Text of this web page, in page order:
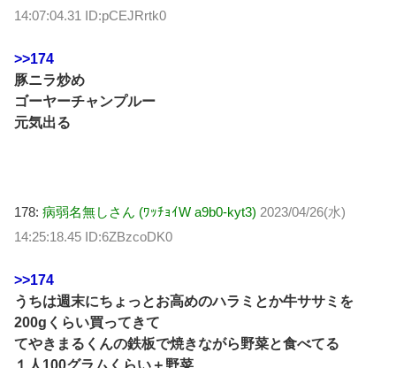
14:07:04.31 ID:pCEJRrtk0
>>174
豚ニラ炒め
ゴーヤーチャンプルー
元気出る
178: 病弱名無しさん (ﾜｯﾁｮｲW a9b0-kyt3) 2023/04/26(水)
14:25:18.45 ID:6ZBzcoDK0
>>174
うちは週末にちょっとお高めのハラミとか牛ササミを
200gくらい買ってきて
てやきまるくんの鉄板で焼きながら野菜と食べてる
１人100グラムくらい＋野菜